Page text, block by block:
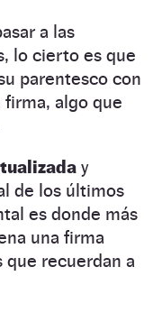
a las
lo cierto es que
parentesco con
algo que
y
de los últimos
es donde más
una firma
que recuerdan a